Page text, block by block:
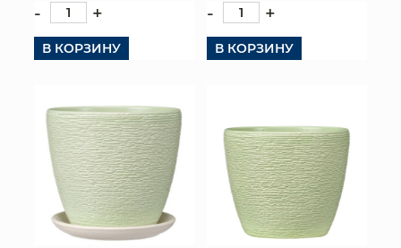
- +
В КОРЗИНУ
- +
В КОРЗИНУ